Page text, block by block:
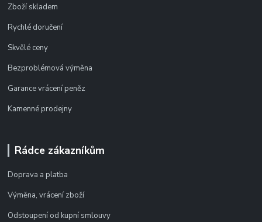
Zboží skladem
Rychlé doručení
Skvělé ceny
Bezproblémová výměna
Garance vrácení peněz
Kamenné prodejny
Rádce zákazníkům
Doprava a platba
Výměna, vrácení zboží
Odstoupení od kupní smlouvy